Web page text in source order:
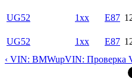
UG52
1xx E87
UG52
1xx E87
‹ VIN: BMWupVIN: Проверка